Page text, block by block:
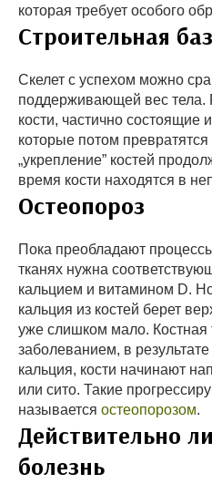
которая требует особого
Строительная
Скелет с успехом можно
поддерживающей вес тела.
кости, частично состоящие
которые потом превратятся
„укрепление” костей
время кости находятся в
Остеопороз
Пока преобладают
тканях нужна
кальцием и витамином D.
кальция из костей берет
уже слишком мало. Костная
заболеванием, в результате
кальция, кости начинают
или сито. Такие
называется остеопорозом.
Действительно
болезнь